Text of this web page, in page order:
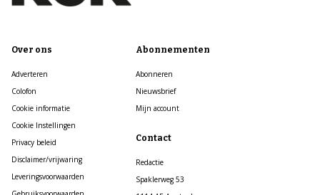
Over ons
Adverteren
Colofon
Cookie informatie
Cookie Instellingen
Privacy beleid
Disclaimer/vrijwaring
Leveringsvoorwaarden
Abonnementen
Abonneren
Nieuwsbrief
Mijn account
Contact
Redactie
Spaklerweg 53